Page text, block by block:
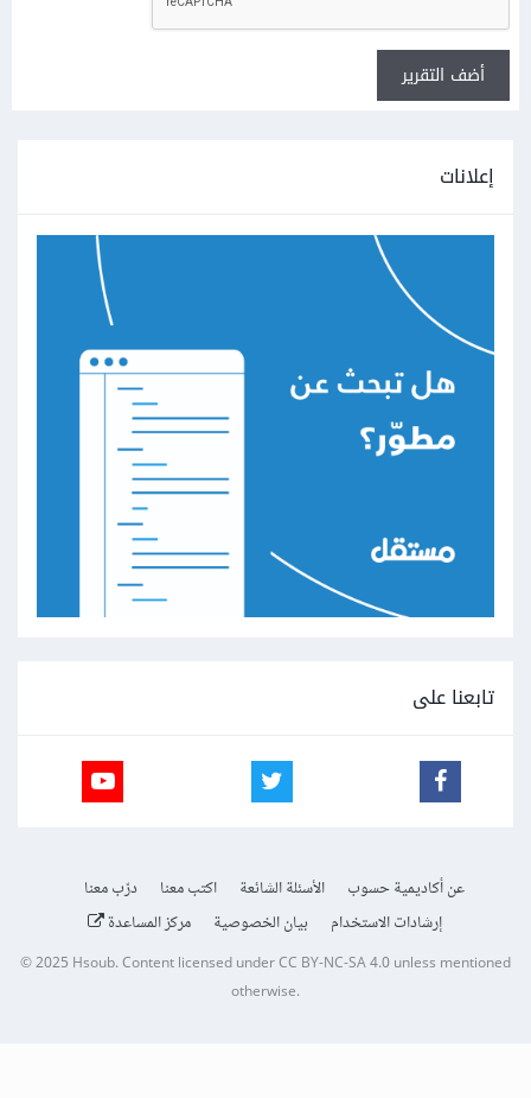
أضف التقرير
إعلانات
تابعنا على
عن أكاديمية حسوب الأسئلة الشائعة اكتب معنا
درّب معنا
إرشادات الاستخدام
بيان الخصوصية مركز المساعدة
© 2025 Hsoub.Content licensed underCC BY-NC-SA 4.0unless mentioned
otherwise.